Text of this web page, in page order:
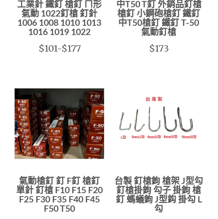
工業針 鐵釘 槍釘 ㄇ形
氣動 1022釘槍 釘針
1006 1008 1010 1013
1016 1019 1022
$101-$177
中T50 T釘 外銷品釘槍
槍釘 小鋼砲槍釘 鐵釘
中T50槍釘 鐵釘 T-50
氣動釘槍
$173
氣動槍釘 釘 F釘 槍釘
單針 釘槍 F10 F15 F20
F25 F30 F35 F40 F45
F50 T50
台製 釘槍鉤 槍架 J型勾
釘槍掛鉤 勾子 掛鉤 槍
釘 螞蟻鉤 J型鈎 掛勾 L
勾